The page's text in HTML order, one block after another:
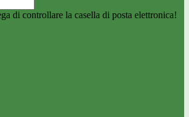
di controllare la casella di posta elettronica!